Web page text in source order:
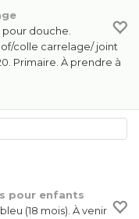
douche.
colle carrelage/ joint
Primaire. À prendre à
pour enfants
(18 mois). À venir